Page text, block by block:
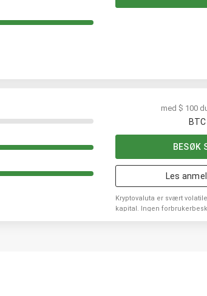
med $ 100
BTC
BESØK
Les
Kryptovaluta er svært
kapital. Ingen